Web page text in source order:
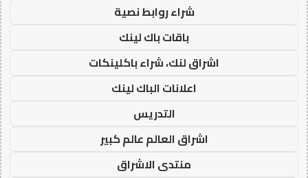
شراء روابط نصية
باقات باك لينك
اشراق لنك، شراء باكلينكات
اعلانات الباك لينك
التدريس
اشراق العالم عالم كبير
منتدى الاشراق